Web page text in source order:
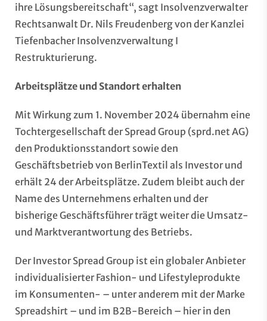
ihre Lösungsbereitschaft“, sagt Insolvenzverwalter
Rechtsanwalt Dr. Nils Freudenberg von der Kanzlei
Tiefenbacher Insolvenzverwaltung I
Restrukturierung.
Arbeitsplätze und Standort erhalten
Mit Wirkung zum 1. November 2024 übernahm eine
Tochtergesellschaft der Spread Group (sprd.net AG)
den Produktionsstandort sowie den
Geschäftsbetrieb von BerlinTextil als Investor und
erhält 24 der Arbeitsplätze. Zudem bleibt auch der
Name des Unternehmens erhalten und der
bisherige Geschäftsführer trägt weiter die Umsatz-
und Marktverantwortung des Betriebs.
Der Investor Spread Group ist ein globaler Anbieter
individualisierter Fashion- und Lifestyleprodukte
im Konsumenten- – unter anderem mit der Marke
Spreadshirt – und im B2B-Bereich – hier in den